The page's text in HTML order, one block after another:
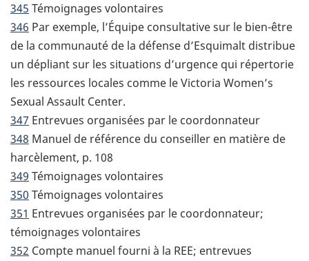
345 Témoignages volontaires
346 Par exemple, l’Équipe consultative sur le bien-être
de la communauté de la défense d’Esquimalt distribue
un dépliant sur les situations d’urgence qui répertorie
les ressources locales comme le Victoria Women’s
Sexual Assault Center.
347 Entrevues organisées par le coordonnateur
348 Manuel de référence du conseiller en matière de
harcèlement, p. 108
349 Témoignages volontaires
350 Témoignages volontaires
351 Entrevues organisées par le coordonnateur;
témoignages volontaires
352 Compte manuel fourni à la REE; entrevues